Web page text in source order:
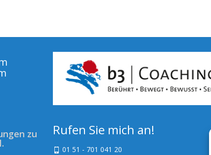
zu Rufen Sie mich an!
01 51 - 701 041 20